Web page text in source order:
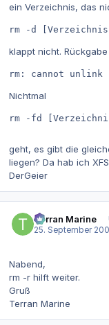
ein Verzeichnis, das
rm -d
klappt nicht. Rückgabe
rm: cannot
Nichtmal
rm -fd
geht, es gibt die
liegen? Da hab ich XFS
DerGeier
Terran Marine
25. September
Nabend,
rm -r hilft weiter.
Gruß
Terran Marine